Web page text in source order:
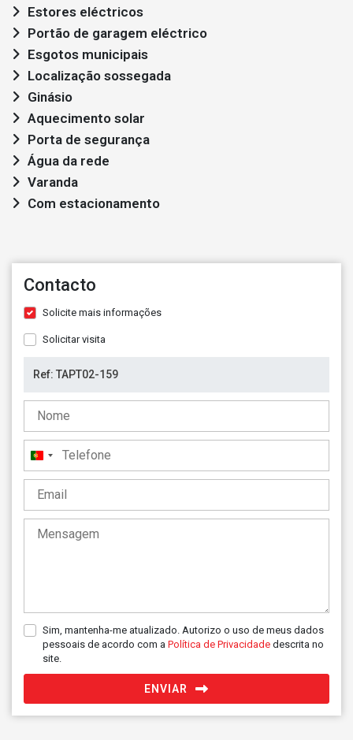
Estores eléctricos
Portão de garagem eléctrico
Esgotos municipais
Localização sossegada
Ginásio
Aquecimento solar
Porta de segurança
Água da rede
Varanda
Com estacionamento
Contacto
Solicite mais informações
Solicitar visita
Portugal
+351
Sim, mantenha-me atualizado. Autorizo o uso de meus dados
pessoais de acordo com a Política de Privacidade descrita no
site.
ENVIAR